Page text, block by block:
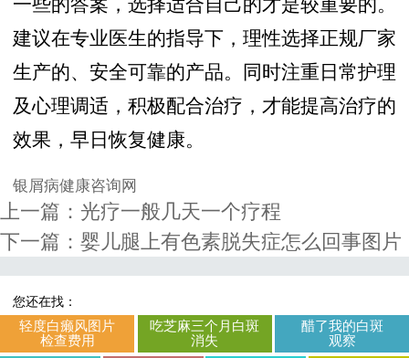
一些的答案，选择适合自己的才是较重要的。
建议在专业医生的指导下，理性选择正规厂家
生产的、安全可靠的产品。同时注重日常护理
及心理调适，积极配合治疗，才能提高治疗的
效果，早日恢复健康。
银屑病健康咨询网
上一篇： 光疗一般几天一个疗程
下一篇： 婴儿腿上有色素脱失症怎么回事图片
您还在找：
轻度白癞风图片
检查费用
吃芝麻三个月白斑
消失
醋了我的白斑
观察